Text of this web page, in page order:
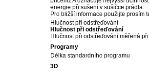
energie při sušení v sušičce prádla.
Pro bližší informace použijte prosím
Hlučnost při odstřeďování
Hlučnost při odstřeďování
Hlučnost při odstřeďování měřená
Programy
Délka standardního programu
3D